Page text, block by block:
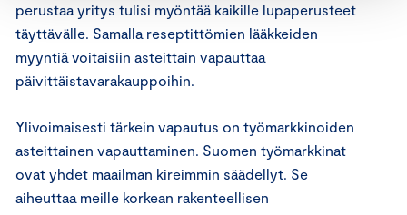
perustaa yritys tulisi myöntää kaikille lupaperusteet
täyttävälle. Samalla reseptittömien lääkkeiden
myyntiä voitaisiin asteittain vapauttaa
päivittäistavarakauppoihin.
Ylivoimaisesti tärkein vapautus on työmarkkinoiden
asteittainen vapauttaminen. Suomen työmarkkinat
ovat yhdet maailman kireimmin säädellyt. Se
aiheuttaa meille korkean rakenteellisen